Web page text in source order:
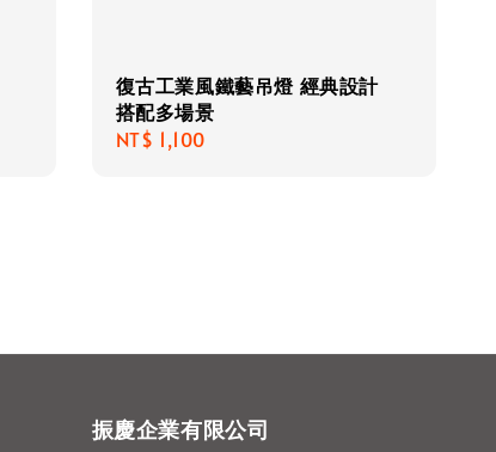
復古工業風鐵藝吊燈 經典設計
搭配多場景
Regular
NT$ 1,100
振慶企業有限公司